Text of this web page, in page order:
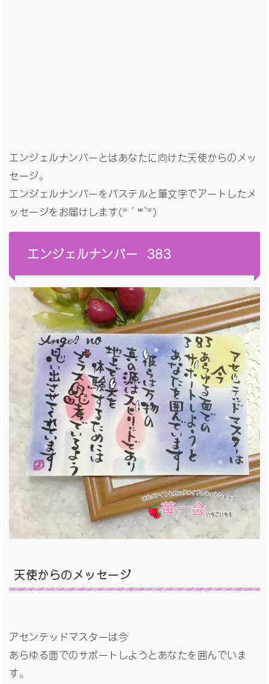
エンジェルナンバーとはあなたに向けた天使からのメッ
セージ。
エンジェルナンバーをパステルと筆文字でアートしたメ
ッセージをお届けします(*´꒳`*)
エンジェルナンバー 383
天使からのメッセージ
アセンテッドマスターは今
あらゆる面でのサポートしようとあなたを囲んでいま
す。